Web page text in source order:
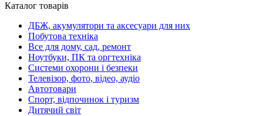
Каталог товарів
ДБЖ, акумулятори та аксесуари для них
Побутова техніка
Все для дому, сад, ремонт
Ноутбуки, ПК та оргтехніка
Системи охорони і безпеки
Телевізор, фото, відео, аудіо
Автотовари
Спорт, відпочинок і туризм
Дитячий світ